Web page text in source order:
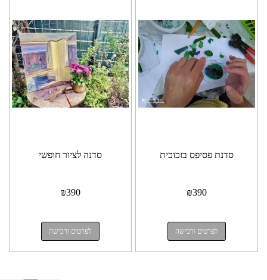
סדנת פסיפס בזכוכית
₪390
לפרטים ורכישה
סדנה לציור חופשי
₪390
לפרטים ורכישה